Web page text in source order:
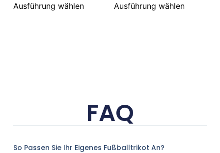
Ausführung wählen Ausführung wählen
FAQ
So Passen Sie Ihr Eigenes Fußballtrikot An?